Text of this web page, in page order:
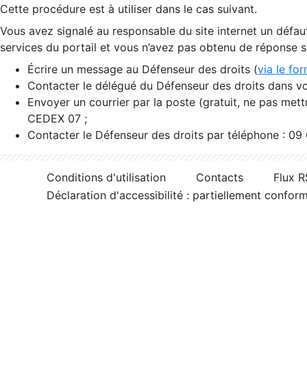
Cette procédure est à utiliser dans le cas suivant.
Vous avez signalé au responsable du site internet un
services du portail et vous n’avez pas obtenu de réponse
Écrire un message au Défenseur des droits (via le
Contacter le délégué du Défenseur des droits dans
Envoyer un courrier par la poste (gratuit, ne pas
CEDEX 07 ;
Contacter le Défenseur des droits par téléphone :
Conditions d'utilisation Contacts
Flux
Déclaration d'accessibilité : partiellement